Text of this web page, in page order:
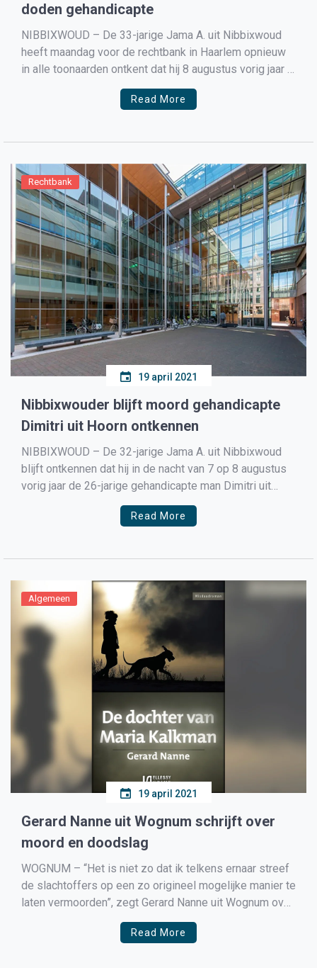
doden gehandicapte
NIBBIXWOUD – De 33-jarige Jama A. uit Nibbixwoud
heeft maandag voor de rechtbank in Haarlem opnieuw
in alle toonaarden ontkent dat hij 8 augustus vorig jaar in
Nibbixwoud de 26-jarige gehandicapte man Dimitri
heeft gedood. Volgens hem moet Justitie hard op zoek
Read More
Rechtbank
19 april 2021
Nibbixwouder blijft moord gehandicapte
Dimitri uit Hoorn ontkennen
NIBBIXWOUD – De 32-jarige Jama A. uit Nibbixwoud
blijft ontkennen dat hij in de nacht van 7 op 8 augustus
vorig jaar de 26-jarige gehandicapte man Dimitri uit
Hoorn in Nibbixwoud heeft vermoord. Dat zei de
verdachte maandag voor de rechtbank in Haarlem. ,,Ik
Read More
Algemeen
19 april 2021
Gerard Nanne uit Wognum schrijft over
moord en doodslag
WOGNUM – “Het is niet zo dat ik telkens ernaar streef
de slachtoffers op een zo origineel mogelijke manier te
laten vermoorden”, zegt Gerard Nanne uit Wognum over
zijn thrillers. “Het misdrijf, de moord of moorden zijn
slechts een onderdeel van het verhaal. Het hangt
Read More